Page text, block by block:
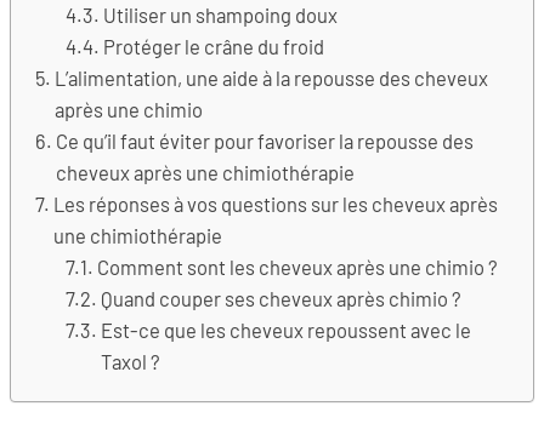
Utiliser un shampoing doux
Protéger le crâne du froid
L’alimentation, une aide à la repousse des cheveux
après une chimio
Ce qu’il faut éviter pour favoriser la repousse des
cheveux après une chimiothérapie
Les réponses à vos questions sur les cheveux après
une chimiothérapie
Comment sont les cheveux après une chimio ?
Quand couper ses cheveux après chimio ?
Est-ce que les cheveux repoussent avec le
Taxol ?